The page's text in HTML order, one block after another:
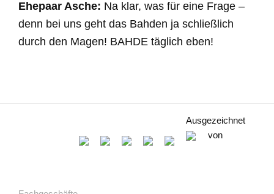
Ehepaar Asche: Na klar, was für eine Frage –
denn bei uns geht das Bahden ja schließlich
durch den Magen! BAHDE täglich eben!
Ausgezeichnet
von